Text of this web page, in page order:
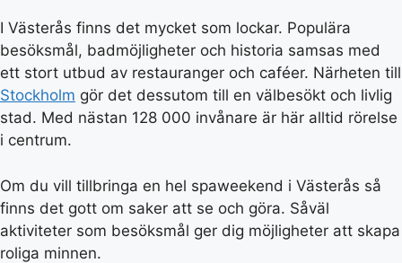
I Västerås finns det mycket som lockar. Populära
besöksmål, badmöjligheter och historia samsas med
ett stort utbud av restauranger och caféer. Närheten till
Stockholm gör det dessutom till en välbesökt och livlig
stad. Med nästan 128 000 invånare är här alltid rörelse
i centrum.
Om du vill tillbringa en hel spaweekend i Västerås så
finns det gott om saker att se och göra. Såväl
aktiviteter som besöksmål ger dig möjligheter att skapa
roliga minnen.